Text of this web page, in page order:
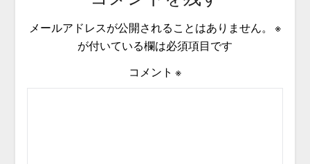
メールアドレスが公開されることはありません。
※
が付いている欄は必須項目です
コメント ※